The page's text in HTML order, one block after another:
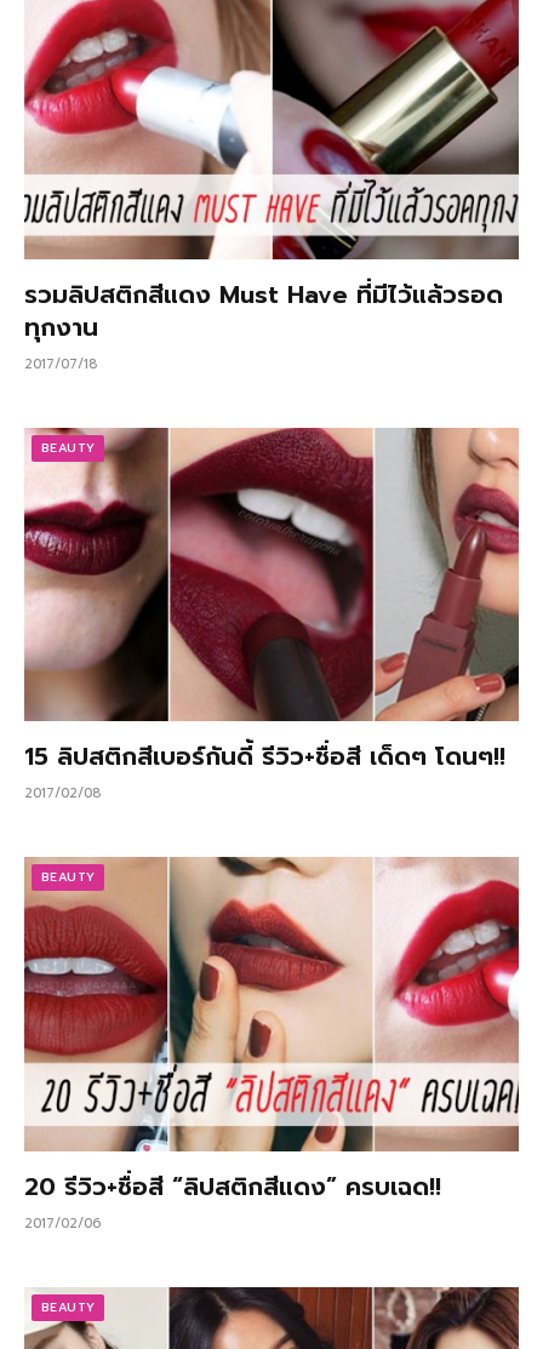
รวมลิปสติกสีแดง Must Have ที่มีไว้แล้วรอด
ทุกงาน
2017/07/18
BEAUTY
15 ลิปสติกสีเบอร์กันดี้ รีวิว+ชื่อสี เด็ดๆ โดนๆ!!
2017/02/08
BEAUTY
20 รีวิว+ชื่อสี “ลิปสติกสีแดง” ครบเฉด!!
2017/02/06
BEAUTY